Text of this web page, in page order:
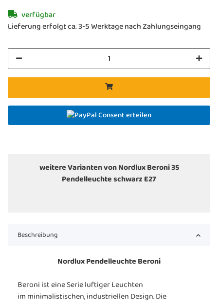
verfügbar
Lieferung erfolgt ca. 3-5 Werktage nach Zahlungseingang
Consent erteilen
weitere Varianten von Nordlux Beroni 35
Pendelleuchte schwarz E27
Beschreibung
Nordlux Pendelleuchte Beroni
Beroni ist eine Serie luftiger Leuchten
im minimalistischen, industriellen Design. Die